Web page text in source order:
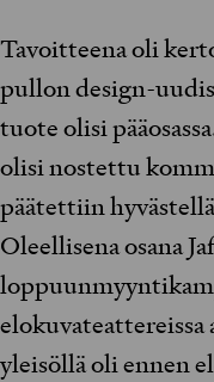
Tavoitteena oli
pullon design-
tuote olisi
olisi nostettu
päätettiin
Oleellisena osana
yleisöllä oli ennen